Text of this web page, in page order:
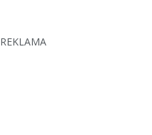
REKLAMA